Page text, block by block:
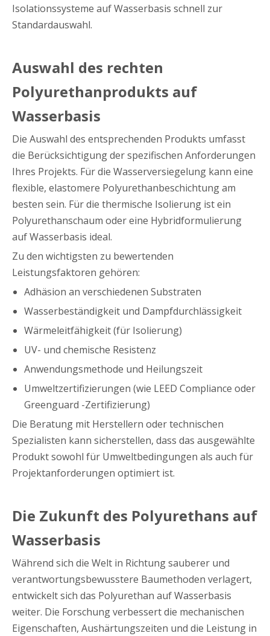
Isolationssysteme auf Wasserbasis schnell zur
Standardauswahl.
Auswahl des rechten
Polyurethanprodukts auf
Wasserbasis
Die Auswahl des entsprechenden Produkts umfasst
die Berücksichtigung der spezifischen Anforderungen
Ihres Projekts. Für die Wasserversiegelung kann eine
flexible, elastomere Polyurethanbeschichtung am
besten sein. Für die thermische Isolierung ist ein
Polyurethanschaum oder eine Hybridformulierung
auf Wasserbasis ideal.
Zu den wichtigsten zu bewertenden
Leistungsfaktoren gehören:
Adhäsion an verschiedenen Substraten
Wasserbeständigkeit und Dampfdurchlässigkeit
Wärmeleitfähigkeit (für Isolierung)
UV- und chemische Resistenz
Anwendungsmethode und Heilungszeit
Umweltzertifizierungen (wie LEED Compliance oder
Greenguard -Zertifizierung)
Die Beratung mit Herstellern oder technischen
Spezialisten kann sicherstellen, dass das ausgewählte
Produkt sowohl für Umweltbedingungen als auch für
Projektanforderungen optimiert ist.
Die Zukunft des Polyurethans auf
Wasserbasis
Während sich die Welt in Richtung sauberer und
verantwortungsbewusstere Baumethoden verlagert,
entwickelt sich das Polyurethan auf Wasserbasis
weiter. Die Forschung verbessert die mechanischen
Eigenschaften, Aushärtungszeiten und die Leistung in